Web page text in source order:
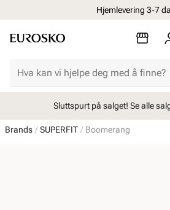
Hjemlevering 3-7
Sluttspurt på salget! Se alle
Brands SUPERFIT Boomerang